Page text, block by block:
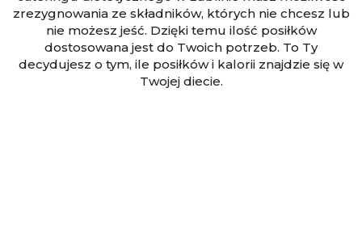
zrezygnowania ze składników, których nie chcesz lub
nie możesz jeść. Dzięki temu ilość posiłków
dostosowana jest do Twoich potrzeb. To Ty
decydujesz o tym, ile posiłków i kalorii znajdzie się w
Twojej diecie.